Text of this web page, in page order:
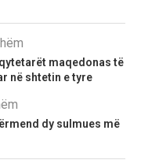
maqedonas të
në shtetin e tyre
dy sulmues më